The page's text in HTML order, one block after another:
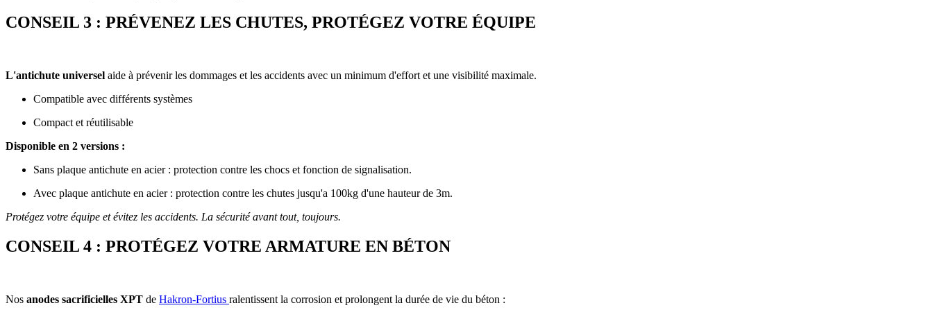
CONSEIL 3 : PRÉVENEZ LES CHUTES, PROTÉGEZ VOTRE ÉQUIPE
L'antichute universel aide à prévenir les dommages et les accidents avec un minimum d'effort et une visibilité maximale.
Compatible avec différents systèmes
Compact et réutilisable
Disponible en 2 versions :
Sans plaque antichute en acier : protection contre les chocs et fonction de signalisation.
Avec plaque antichute en acier : protection contre les chutes jusqu'a 100kg d'une hauteur de 3m.
Protégez votre équipe et évitez les accidents. La sécurité avant tout, toujours.
CONSEIL 4 : PROTÉGEZ VOTRE ARMATURE EN BÉTON
Nos anodes sacrificielles XPT de Hakron-Fortius ralentissent la corrosion et prolongent la durée de vie du béton :